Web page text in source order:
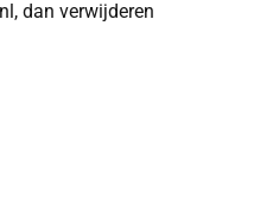
dan verwijderen